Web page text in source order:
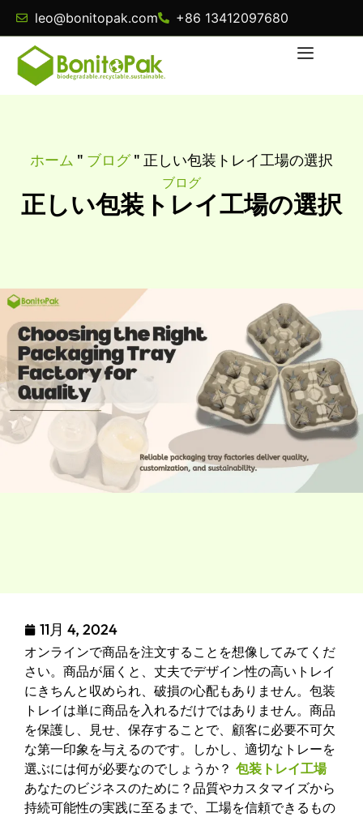
leo@bonitopak.com +86 13412097680
ホーム " ブログ" 正しい包装トレイ工場の選択
ブログ
正しい包装トレイ工場の選択
11月 4, 2024
オンラインで商品を注文することを想像してみてくだ
さい。商品が届くと、丈夫でデザイン性の高いトレイ
にきちんと収められ、破損の心配もありません。包装
トレイは単に商品を入れるだけではありません。商品
を保護し、見せ、保存することで、顧客に必要不可欠
な第一印象を与えるのです。しかし、適切なトレーを
選ぶには何が必要なのでしょうか？ 包装トレイ工場
あなたのビジネスのために？品質やカスタマイズから
持続可能性の実践に至るまで、工場を信頼できるもの